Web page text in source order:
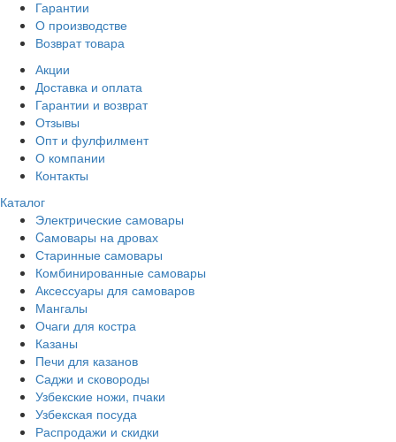
Гарантии
О производстве
Возврат товара
Акции
Доставка и оплата
Гарантии и возврат
Отзывы
Опт и фулфилмент
О компании
Контакты
Каталог
Электрические самовары
Cамовары на дровах
Старинные самовары
Комбинированные самовары
Аксессуары для самоваров
Мангалы
Очаги для костра
Казаны
Печи для казанов
Саджи и сковороды
Узбекские ножи, пчаки
Узбекская посуда
Распродажи и скидки